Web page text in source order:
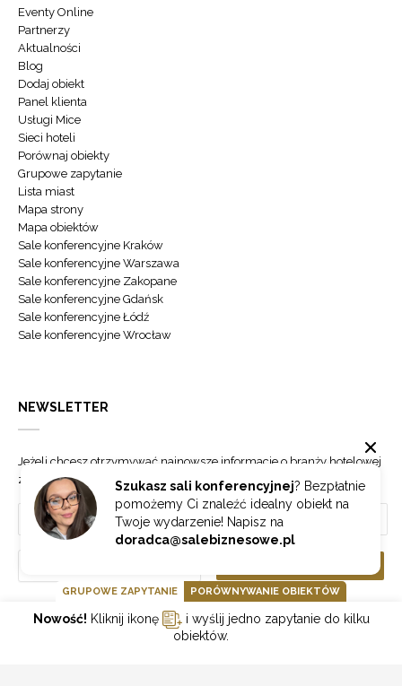
Szukasz sali konferencyjnej? Bezpłatnie
pomożemy Ci znaleźć idealny obiekt na
Twoje wydarzenie! Napisz na
doradca@salebiznesowe.pl
Eventy Online
Partnerzy
Aktualności
Blog
Dodaj obiekt
Panel klienta
Usługi Mice
Sieci hoteli
Porównaj obiekty
Grupowe zapytanie
Lista miast
Mapa strony
Mapa obiektów
Sale konferencyjne Kraków
Sale konferencyjne Warszawa
Sale konferencyjne Zakopane
Sale konferencyjne Gdańsk
Sale konferencyjne Łódź
Sale konferencyjne Wrocław
NEWSLETTER
Jeżeli chcesz otrzymywać najnowsze informacje o branży hotelowej
zapisz się do naszego newslettera.
GOONLINE.PL SPÓŁKA Z OGRANICZONĄ ODPOWIEDZIALNOŚCIĄ SP.K.
GRUPOWE ZAPYTANIE PORÓWNYWANIE OBIEKTÓW
Nowość! Kliknij ikonę
i wyślij jedno zapytanie do kilku
obiektów.